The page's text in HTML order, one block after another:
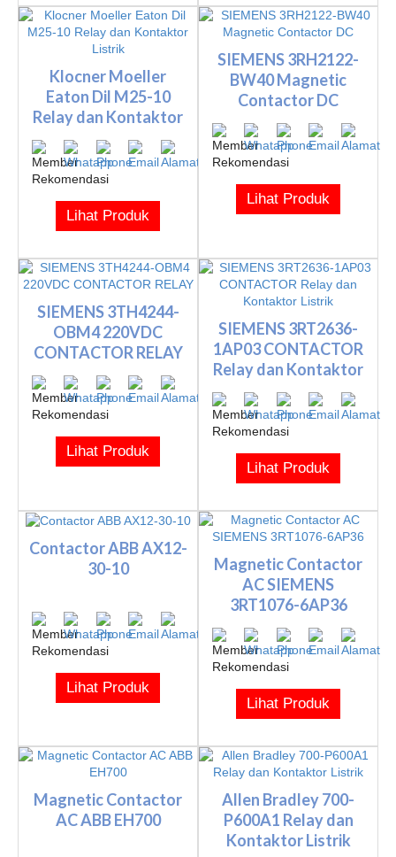
Klocner Moeller
Eaton Dil M25-10
Relay dan Kontaktor
Listrik
Lihat Produk
SIEMENS 3RH2122-
BW40 Magnetic
Contactor DC
Lihat Produk
SIEMENS 3TH4244-
OBM4 220VDC
CONTACTOR RELAY
Lihat Produk
SIEMENS 3RT2636-
1AP03 CONTACTOR
Relay dan Kontaktor
Listrik
Lihat Produk
Contactor ABB AX12-
30-10
Lihat Produk
Magnetic Contactor
AC SIEMENS
3RT1076-6AP36
Lihat Produk
Magnetic Contactor
AC ABB EH700
Allen Bradley 700-
P600A1 Relay dan
Kontaktor Listrik